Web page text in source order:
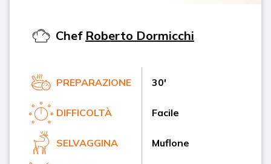
Chef Roberto Dormicchi
PREPARAZIONE 30'
DIFFICOLTÀ Facile
SELVAGGINA Muflone